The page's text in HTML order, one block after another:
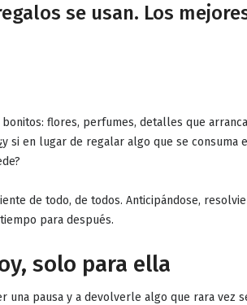
se usan. Los
flores, perfumes, detalles que
¿y si en lugar de regalar algo que se consuma
de todo, de todos. Anticipándose,
para después.
solo para ella
una pausa y a devolverle algo que rara vez